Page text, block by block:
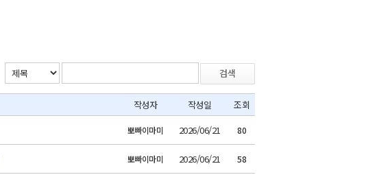
검색
작성자 작성일 조회
뽀빠이마미 2026/06/21 80
뽀빠이마미 2026/06/21 58